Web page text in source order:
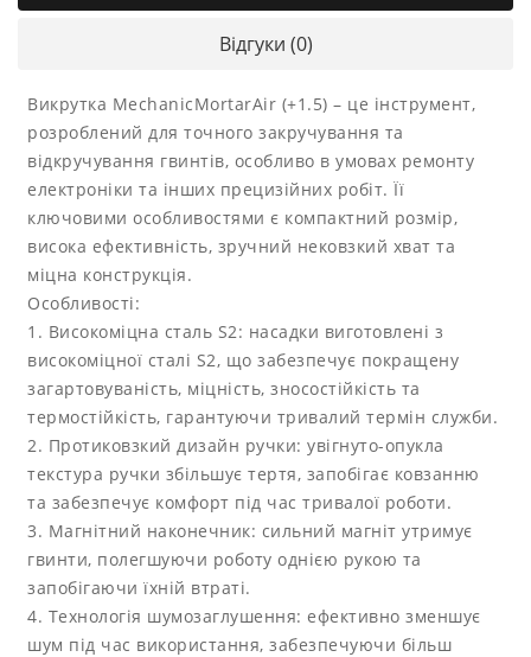
Відгуки (0)
Викрутка MechanicMortarAir (+1.5) – це інструмент,
розроблений для точного закручування та
відкручування гвинтів, особливо в умовах ремонту
електроніки та інших прецизійних робіт. Її
ключовими особливостями є компактний розмір,
висока ефективність, зручний нековзкий хват та
міцна конструкція.
Особливості:
1. Високоміцна сталь S2: насадки виготовлені з
високоміцної сталі S2, що забезпечує покращену
загартовуваність, міцність, зносостійкість та
термостійкість, гарантуючи тривалий термін служби.
2. Протиковзкий дизайн ручки: увігнуто-опукла
текстура ручки збільшує тертя, запобігає ковзанню
та забезпечує комфорт під час тривалої роботи.
3. Магнітний наконечник: сильний магніт утримує
гвинти, полегшуючи роботу однією рукою та
запобігаючи їхній втраті.
4. Технологія шумозаглушення: ефективно зменшує
шум під час використання, забезпечуючи більш